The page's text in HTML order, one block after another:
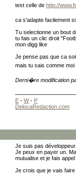
test celle de http://
ca s'adapte facilement
Tu selectionne un bout
tu fais un clic droit
mon digg like
Je pense pas que ca
mais tu sais comme
Derni�re modification
E - W- P
DelocaRedaction.com
Je suis pas développeur.
Je peux en payer un.
mutualise et je fais
Je crois que je vais faire